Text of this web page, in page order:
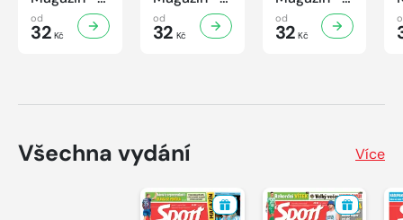
32/2026
od
32 Kč
31/2026
od
32 Kč
30/2026
od
32 Kč
Všechna vydání Více